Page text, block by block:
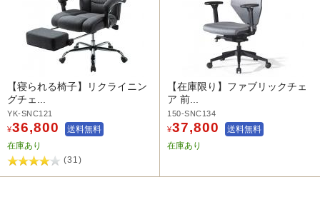
【寝られる椅子】リクライニン
グチェ...
YK-SNC121
¥36,800
送料無料
在庫あり
(31)
【在庫限り】ファブリックチェ
ア 前...
150-SNC134
¥37,800
送料無料
在庫あり